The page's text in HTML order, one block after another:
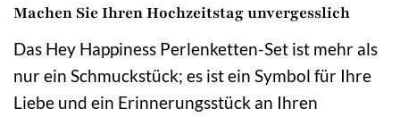
Machen Sie Ihren Hochzeitstag unvergesslich
Das Hey Happiness Perlenketten-Set ist mehr als
nur ein Schmuckstück; es ist ein Symbol für Ihre
Liebe und ein Erinnerungsstück an Ihren